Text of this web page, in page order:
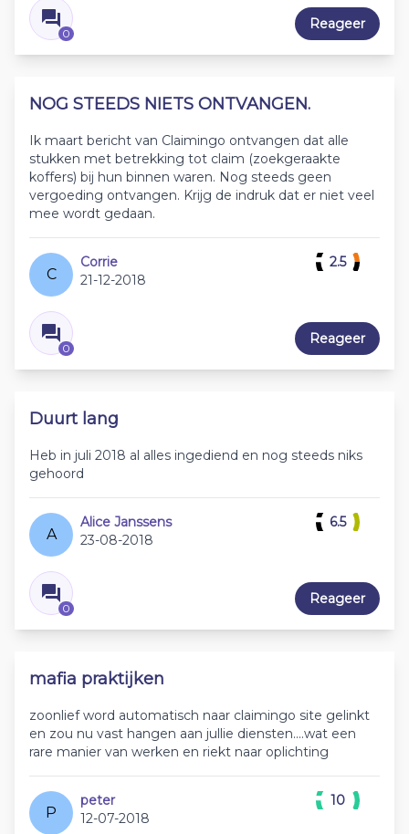
0
Reageer
NOG STEEDS NIETS ONTVANGEN.
Ik maart bericht van Claimingo ontvangen dat alle
stukken met betrekking tot claim (zoekgeraakte
koffers) bij hun binnen waren. Nog steeds geen
vergoeding ontvangen. Krijg de indruk dat er niet veel
mee wordt gedaan.
C
Corrie
21-12-2018
0
2.5
Reageer
Duurt lang
Heb in juli 2018 al alles ingediend en nog steeds niks
gehoord
A
Alice Janssens
23-08-2018
0
6.5
Reageer
mafia praktijken
zoonlief word automatisch naar claimingo site gelinkt
en zou nu vast hangen aan jullie diensten....wat een
rare manier van werken en riekt naar oplichting
P
peter
12-07-2018
10